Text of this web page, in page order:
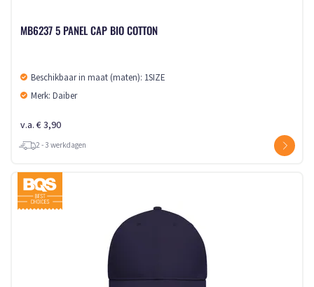
MB6237 5 PANEL CAP BIO COTTON
Beschikbaar in maat (maten): 1SIZE
Merk: Daiber
v.a. € 3,90
2 - 3 werkdagen